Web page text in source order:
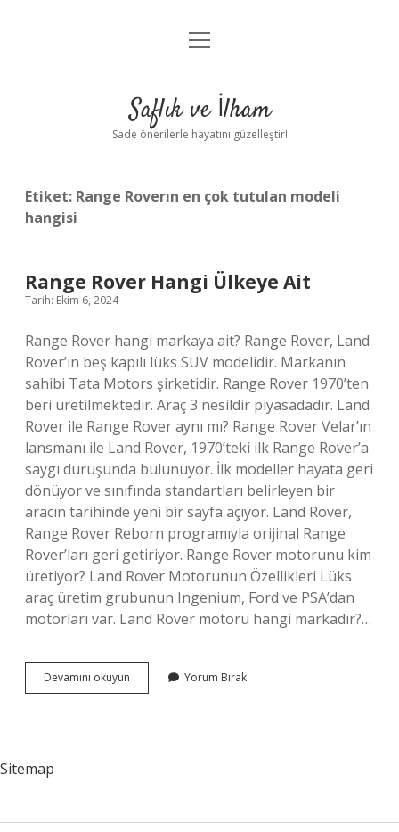
Anasayfa
Yasal Uyarı
menüyü
Saflık ve İlham
Sade önerilerle hayatını güzelleştir!
Etiket: Range Roverın en çok tutulan modeli
hangisi
Range Rover Hangi Ülkeye Ait
Tarih: Ekim 6, 2024
Range Rover hangi markaya ait? Range Rover, Land
Rover’ın beş kapılı lüks SUV modelidir. Markanın
sahibi Tata Motors şirketidir. Range Rover 1970’ten
beri üretilmektedir. Araç 3 nesildir piyasadadır. Land
Rover ile Range Rover aynı mı? Range Rover Velar’ın
lansmanı ile Land Rover, 1970’teki ilk Range Rover’a
saygı duruşunda bulunuyor. İlk modeller hayata geri
dönüyor ve sınıfında standartları belirleyen bir
aracın tarihinde yeni bir sayfa açıyor. Land Rover,
Range Rover Reborn programıyla orijinal Range
Rover’ları geri getiriyor. Range Rover motorunu kim
üretiyor? Land Rover Motorunun Özellikleri Lüks
araç üretim grubunun Ingenium, Ford ve PSA’dan
motorları var. Land Rover motoru hangi markadır?…
Devamını okuyun
Rover
Yorum Bırak
Sitemap